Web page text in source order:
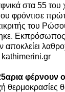
στα 55 του
φρόντισε
του
kathimerini.gr
φέρνουν
θερμοκρασίες